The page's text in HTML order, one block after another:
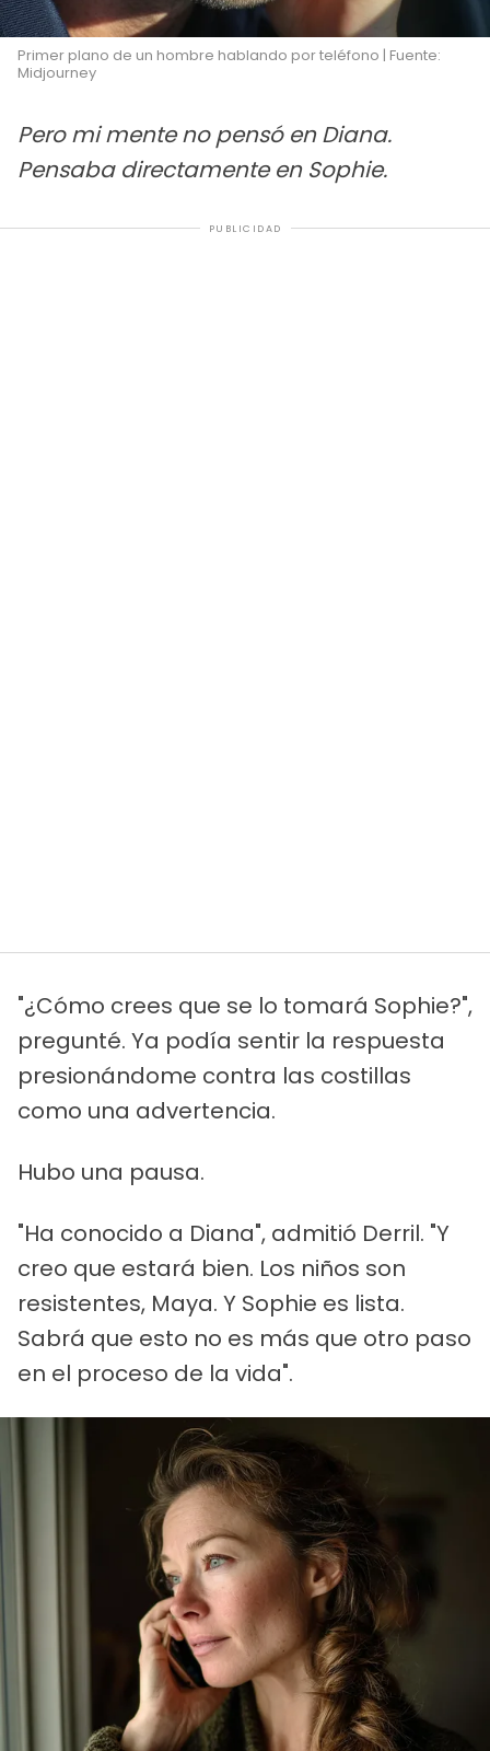
Primer plano de un hombre hablando por teléfono | Fuente:
Midjourney
Pero mi mente no pensó en Diana.
Pensaba directamente en Sophie.
PUBLICIDAD
"¿Cómo crees que se lo tomará Sophie?",
pregunté. Ya podía sentir la respuesta
presionándome contra las costillas
como una advertencia.
Hubo una pausa.
"Ha conocido a Diana", admitió Derril. "Y
creo que estará bien. Los niños son
resistentes, Maya. Y Sophie es lista.
Sabrá que esto no es más que otro paso
en el proceso de la vida".